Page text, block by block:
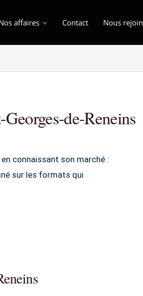
affaires Contact Nous
de-Reneins
connaissant son marché :
sur les formats qui